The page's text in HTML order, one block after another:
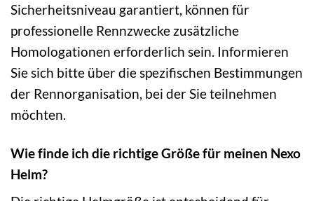
Sicherheitsniveau garantiert, können für
professionelle Rennzwecke zusätzliche
Homologationen erforderlich sein. Informieren
Sie sich bitte über die spezifischen Bestimmungen
der Rennorganisation, bei der Sie teilnehmen
möchten.
Wie finde ich die richtige Größe für meinen Nexo
Helm?